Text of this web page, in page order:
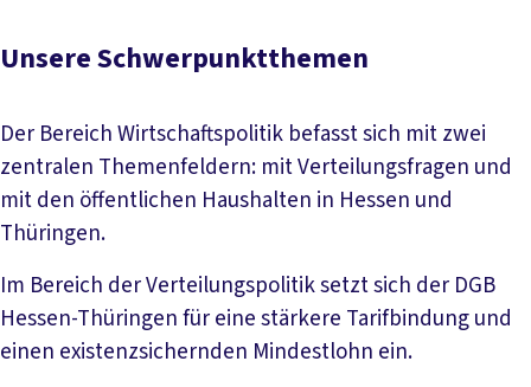
Unsere Schwerpunktthemen
Der Bereich Wirtschaftspolitik befasst sich mit zwei
zentralen Themenfeldern: mit Verteilungsfragen und
mit den öffentlichen Haushalten in Hessen und
Thüringen.
Im Bereich der Verteilungspolitik setzt sich der DGB
Hessen-Thüringen für eine stärkere Tarifbindung und
einen existenzsichernden Mindestlohn ein.